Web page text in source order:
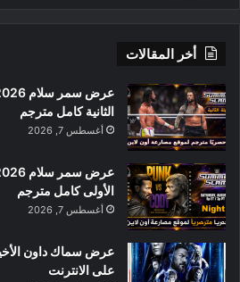
أخر المقالات
الثانية كامل مترجم
أغسطس 7, 2026
الأولى كامل مترجم
أغسطس 7, 2026
على الانترنت